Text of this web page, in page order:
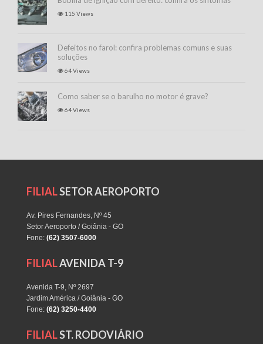
115 Views
Defeitos no farol: confira problemas comuns e suas
soluções
64 Views
Como saber se o barulho no motor é grave?
64 Views
FILIALSETOR AEROPORTO
Av. Pires Fernandes, Nº 45
Setor Aeroporto / Goiânia - GO
Fone: (62) 3507-6000
FILIALAVENIDA T-9
Avenida T-9, Nº 2697
Jardim América / Goiânia - GO
Fone: (62) 3250-4400
FILIALST. RODOVIÁRIO